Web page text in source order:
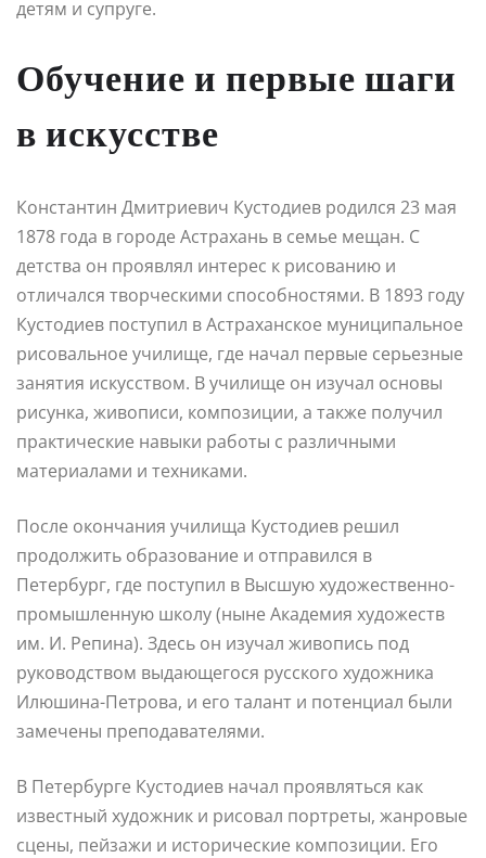
детям и супруге.
Обучение и первые шаги
в искусстве
Константин Дмитриевич Кустодиев родился 23 мая
1878 года в городе Астрахань в семье мещан. С
детства он проявлял интерес к рисованию и
отличался творческими способностями. В 1893 году
Кустодиев поступил в Астраханское муниципальное
рисовальное училище, где начал первые серьезные
занятия искусством. В училище он изучал основы
рисунка, живописи, композиции, а также получил
практические навыки работы с различными
материалами и техниками.
После окончания училища Кустодиев решил
продолжить образование и отправился в
Петербург, где поступил в Высшую художественно-
промышленную школу (ныне Академия художеств
им. И. Репина). Здесь он изучал живопись под
руководством выдающегося русского художника
Илюшина-Петрова, и его талант и потенциал были
замечены преподавателями.
В Петербурге Кустодиев начал проявляться как
известный художник и рисовал портреты, жанровые
сцены, пейзажи и исторические композиции. Его